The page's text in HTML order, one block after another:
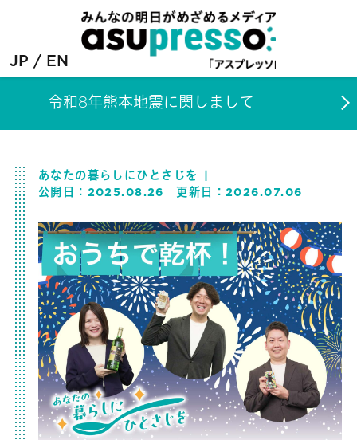
JP EN
令和8年熊本地震に関しまして
あなたの暮らしにひとさじを
公開日： 2025.08.26 更新日：2026.07.06